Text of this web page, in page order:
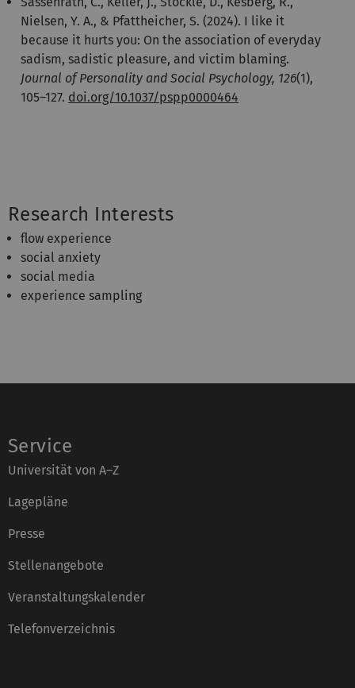
Nielsen, Y. A., & Pfattheicher, S. (2024). I like it
because it hurts you: On the association of everyday
sadism, sadistic pleasure, and victim blaming.
Journal of Personality and Social Psychology, 126(1),
105–127. doi.org/10.1037/pspp0000464
Research Interests
flow experience
social anxiety
social media
experience sampling
Service
Universität von A–Z
Lagepläne
Presse
Stellenangebote
Veranstaltungskalender
Telefonverzeichnis